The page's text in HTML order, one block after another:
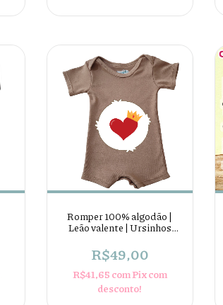
Romper 100% algodão |
Leão valente | Ursinhos
R$49,00
R$41,65 comPix com
desconto!